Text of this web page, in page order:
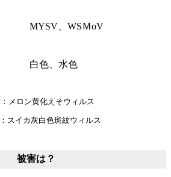
MYSV、WSＭoV
白色、水色
メロン黄化えそウィルス
スイカ灰白色斑紋ウィルス
被害は？